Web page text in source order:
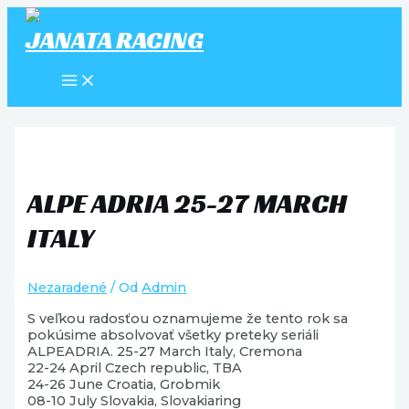
Preskočiť
obsah
JANATA RACING
MAIN
MENU
ALPE ADRIA 25-27 MARCH
ITALY
Nezaradené / Od Admin
S veľkou radosťou oznamujeme že tento rok sa
pokúsime absolvovať všetky preteky seriáli
ALPEADRIA. 25-27 March Italy, Cremona
22-24 April Czech republic, TBA
24-26 June Croatia, Grobmik
08-10 July Slovakia, Slovakiaring